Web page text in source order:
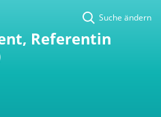
Suche ändern
Referentin